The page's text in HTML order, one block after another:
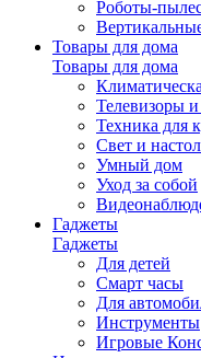
Роботы-
Товары для дома
Товары для дома
Телевизоры
Техника для
Свет и
Умный дом
Уход за собой
Гаджеты
Гаджеты
Для детей
Смарт часы
Для
Инструменты
Игровые